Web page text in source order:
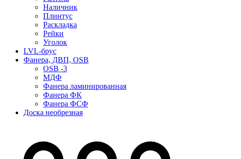
Наличник
Плинтус
Раскладка
Рейки
Уголок
LVL-брус
Фанера, ДВП, OSB
OSB -3
МДФ
Фанера ламинированная
Фанера ФК
Фанера ФСФ
Доска необрезная